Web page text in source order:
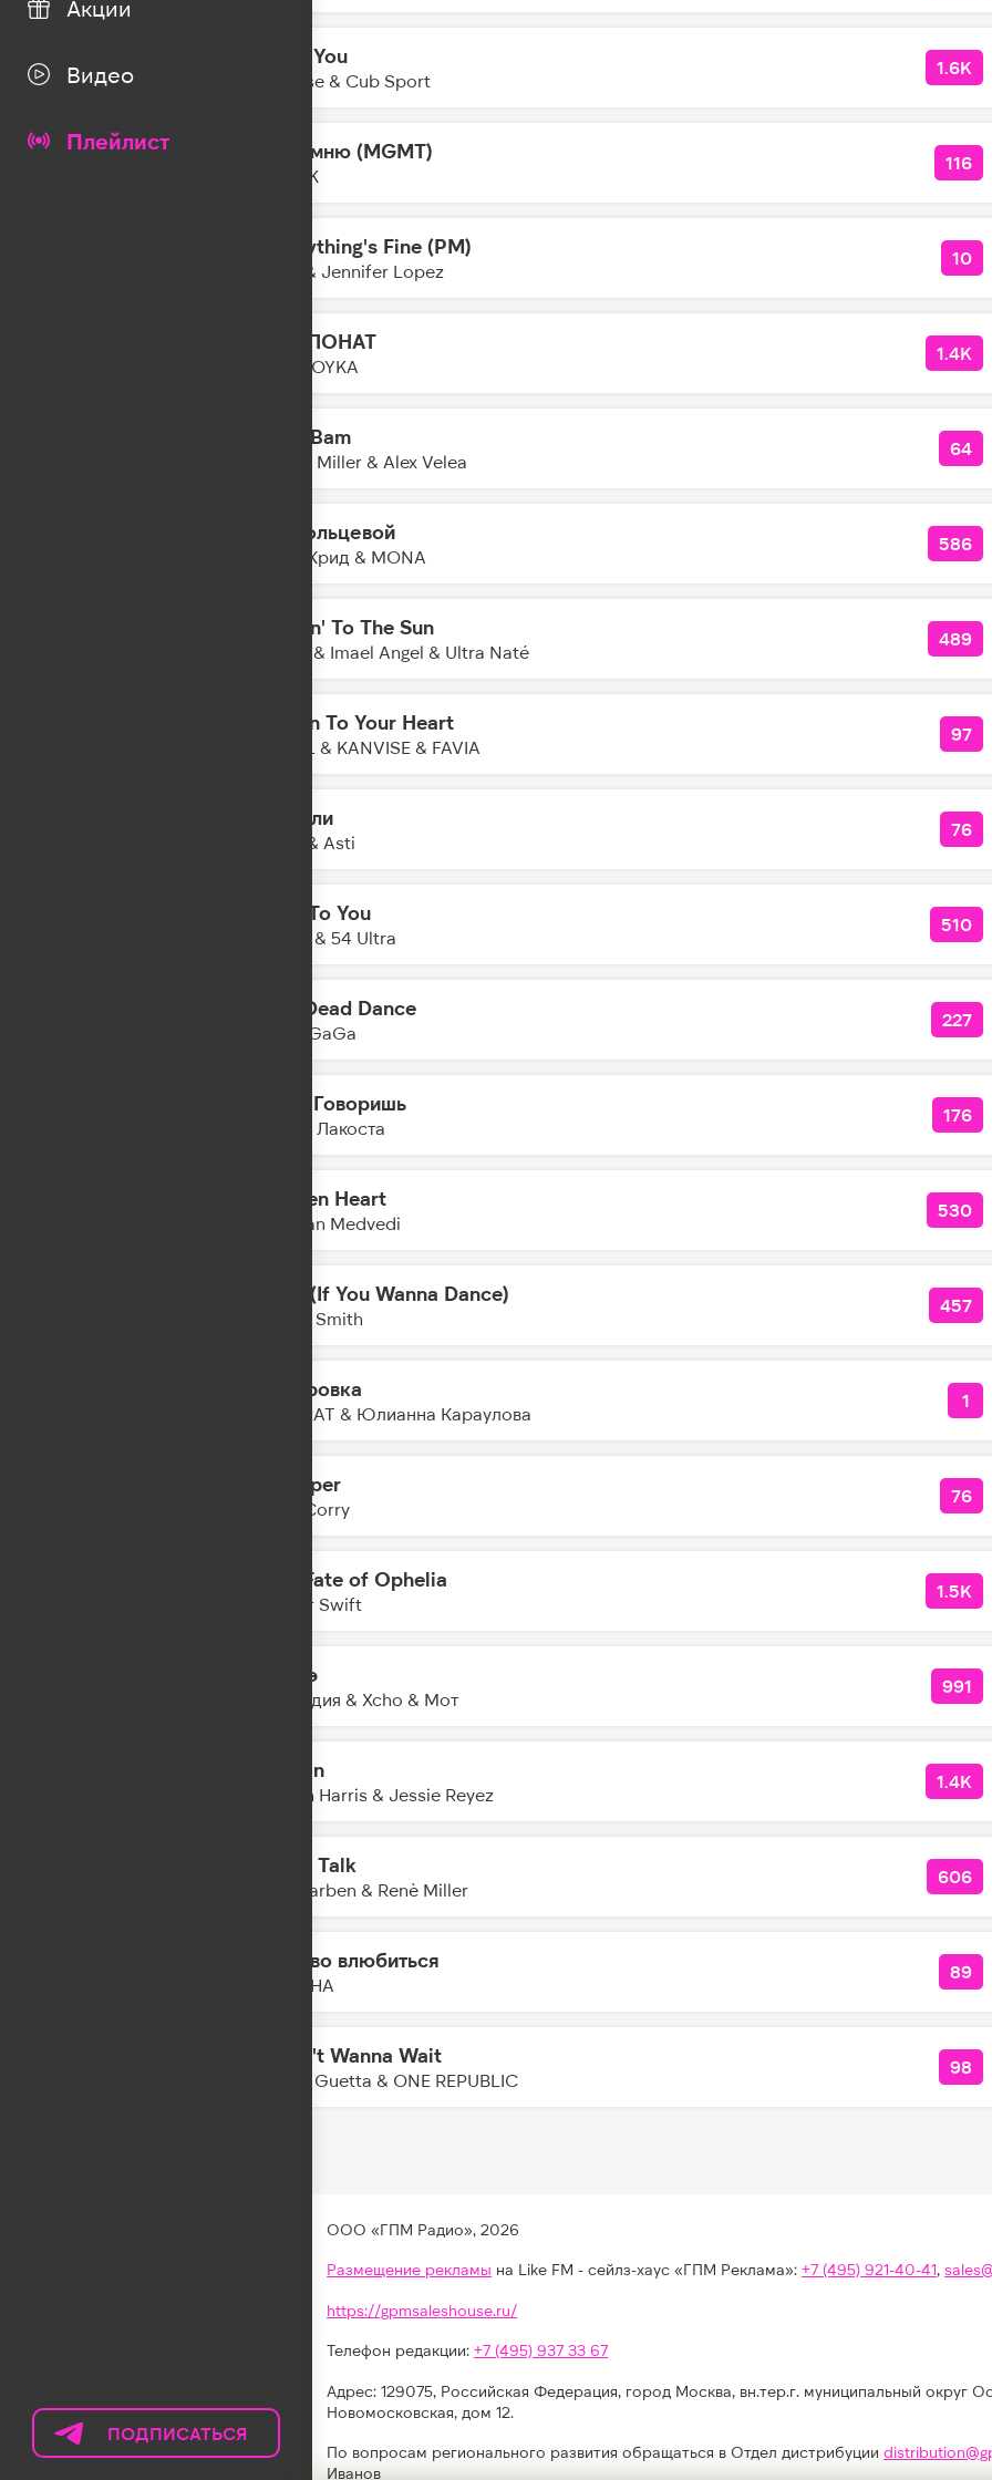
Акции
Видео
Плейлист
ПОДПИСАТЬСЯ
НА
22:14 Only You
Shouse & Cub Sport
1.6K
Запомню (MGMT)
FEDUK
116
Everything's Fine (PM)
Alok & Jennifer Lopez
10
ЭКСПОНАТ
MIA BOYKA
1.4K
Bam Bam
Misha Miller & Alex Velea
64
На кольцевой
Егор Крид & MONA
586
Movin' To The Sun
Hugel & Imael Angel & Ultra Naté
489
Listen To Your Heart
ONEIL & KANVISE & FAVIA
97
Качели
Artik & Asti
76
Talk To You
Anotr & 54 Ultra
510
The Dead Dance
Lady GaGa
227
А Ты Говоришь
Коста Лакоста
176
Broken Heart
Bogdan Medvedi
530
Stay (If You Wanna Dance)
Myles Smith
457
Газировка
SOCRAT & Юлианна Караулова
1
Whisper
Joel Corry
76
The Fate of Ophelia
Taylor Swift
1.5K
Шадэ
By Индия & Xcho & Мот
991
Ocean
Calvin Harris & Jessie Reyez
1.4K
Body Talk
Alle Farben & Renè Miller
606
Заново влюбиться
DAASHA
89
I Don't Wanna Wait
David Guetta & ONE REPUBLIC
98
ООО «ГПМ Радио», 2026
Размещение рекламы на Like FM - сейлз-хаус «ГПМ Реклама»:+7 (495) 921-40-41,
https://gpmsaleshouse.ru/
Телефон редакции:+7 (495) 937 33 67
Адрес: 129075, Российская Федерация, город Москва, вн.тер.г. муниципальный округ
Новомосковская, дом 12.
По вопросам регионального развития обращаться в Отдел дистрибуции
Иванов